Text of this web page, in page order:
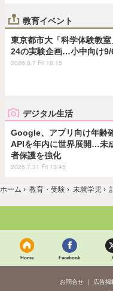
教育イベント
東京都市大「科学体験教室
24の実験企画…小中向け9/
2026.8.7 Fri 18:15
デジタル生活
Google、アプリ向け年齢
APIを年内に世界展開…未
者保護を強化
2026.7.31 Fri 13:45
ホーム › 教育・受験 › 未就学児 ›
Home Facebook
お問合せ 広告掲